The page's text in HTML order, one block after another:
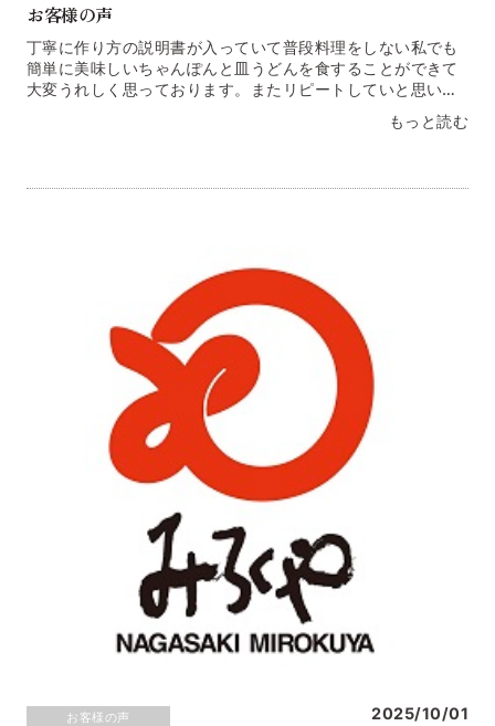
お客様の声
丁寧に作り方の説明書が入っていて普段料理をしない私でも
簡単に美味しいちゃんぽんと皿うどんを食することができて
大変うれしく思っております。またリピートしていと思いま
す。おいしかったです。愛知県 Ｙ・Ｎ様具材まで入ってい
て、キャベツを切るだけで完成する手軽さなのに、味はお店
した本当に美味しかったです！！東京都 Ｒ・Ｓ様
もっと読む
お客様の声 2025/10/01